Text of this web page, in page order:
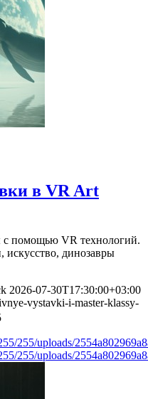
в VR Art
с помощью VR технологий.
искусство, динозавры
2026-07-30T17:30:00+03:00
vystavki-i-master-klassy-
255/uploads/
255/uploads/